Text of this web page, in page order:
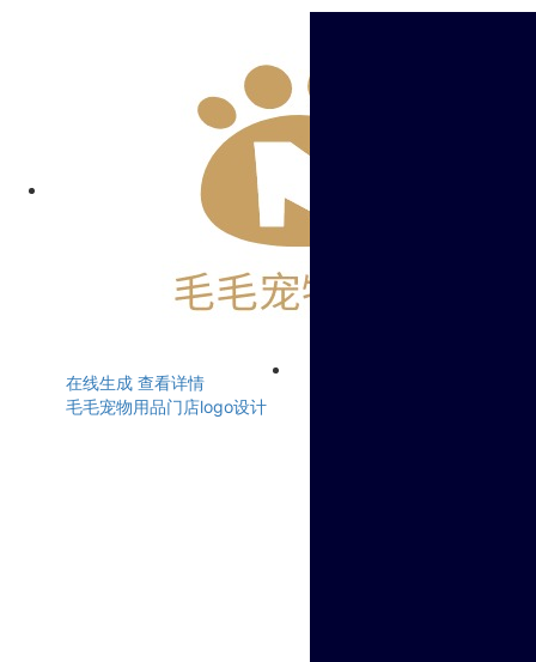
在线生成 查看详情
毛毛宠物用品门店logo设计